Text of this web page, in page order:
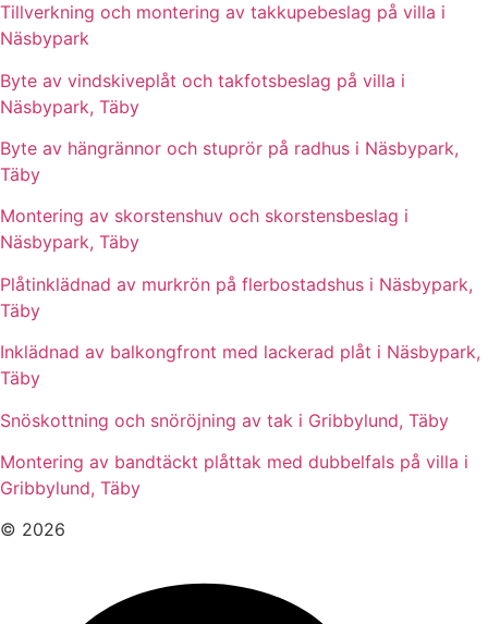
Tillverkning och montering av takkupebeslag på villa i
Näsbypark
Byte av vindskiveplåt och takfotsbeslag på villa i
Näsbypark, Täby
Byte av hängrännor och stuprör på radhus i Näsbypark,
Täby
Montering av skorstenshuv och skorstensbeslag i
Näsbypark, Täby
Plåtinklädnad av murkrön på flerbostadshus i Näsbypark,
Täby
Inklädnad av balkongfront med lackerad plåt i Näsbypark,
Täby
Snöskottning och snöröjning av tak i Gribbylund, Täby
Montering av bandtäckt plåttak med dubbelfals på villa i
Gribbylund, Täby
© 2026